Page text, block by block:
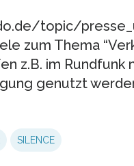
topic/
zum Thema
z.B. im
genutzt
SILENCE